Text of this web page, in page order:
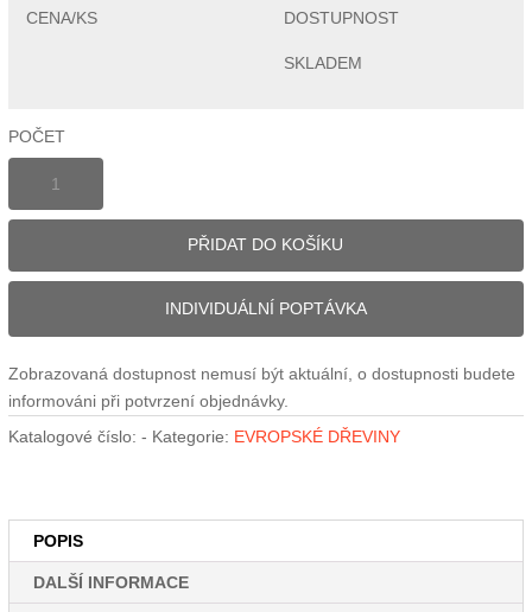
SKLADEM
POČET
-
kvalita
PŘIDAT DO KOŠÍKU
INDIVIDUÁLNÍ POPTÁVKA
Zobrazovaná dostupnost nemusí být aktuální, o dostupnosti budete
informováni při potvrzení objednávky.
Katalogové číslo: - Kategorie: EVROPSKÉ DŘEVINY
POPIS
DALŠÍ INFORMACE